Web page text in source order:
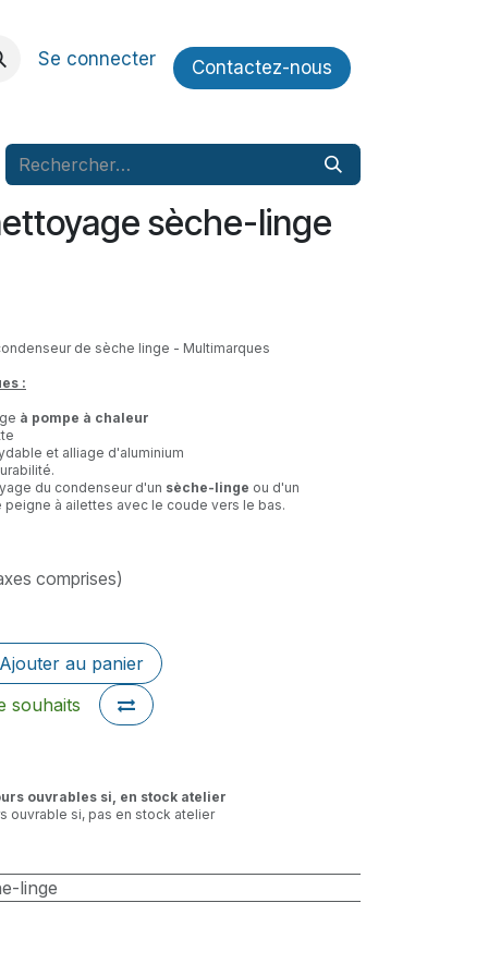
Se connecter Contactez​​-nous
sèche-linge
de sèche linge - Multimarques
:
à pompe à chaleur
et alliage d'aluminium
du condenseur d'un sèche-linge ou d'un
peigne à ailettes avec le coude vers le bas.
comprises)
Ajouter au panier
souhaits
ouvrables si, en stock atelier
ouvrable si, pas en stock atelier
linge